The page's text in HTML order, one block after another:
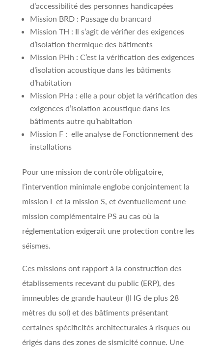
d’accessibilité des personnes handicapées
Mission BRD : Passage du brancard
Mission TH : Il s’agit de vérifier des exigences
d’isolation thermique des bâtiments
Mission PHh : C’est la vérification des exigences
d’isolation acoustique dans les bâtiments
d’habitation
Mission PHa : elle a pour objet la vérification des
exigences d’isolation acoustique dans les
bâtiments autre qu’habitation
Mission F : elle analyse de Fonctionnement des
installations
Pour une mission de contrôle obligatoire,
l’intervention minimale englobe conjointement la
mission L et la mission S, et éventuellement une
mission complémentaire PS au cas où la
réglementation exigerait une protection contre les
séismes.
Ces missions ont rapport à la construction des
établissements recevant du public (ERP), des
immeubles de grande hauteur (IHG de plus 28
mètres du sol) et des bâtiments présentant
certaines spécificités architecturales à risques ou
érigés dans des zones de sismicité connue. Une